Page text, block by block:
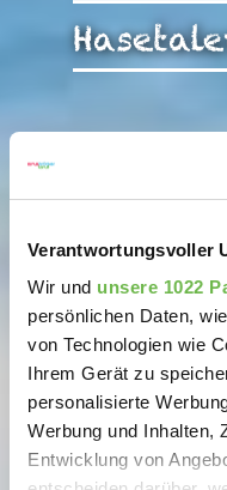
Verantwortungsvoller
Wir und unsere 1022
persönlichen Daten,
von Technologien wie
Ihrem Gerät zu
personalisierte
Werbung und Inhalten,
Entwicklung von